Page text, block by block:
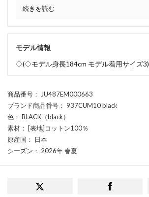
続きを読む
モデル情報
◇(◇モデル身長184cm モデル着用サイズ3)
商品番号 ： JU487EM000663
ブランド商品番号 ： 937CUM10 black
色 ： BLACK（black）
素材 ： [表地]コットン100％
原産国 ： 日本
シーズン ： 2026年 春夏